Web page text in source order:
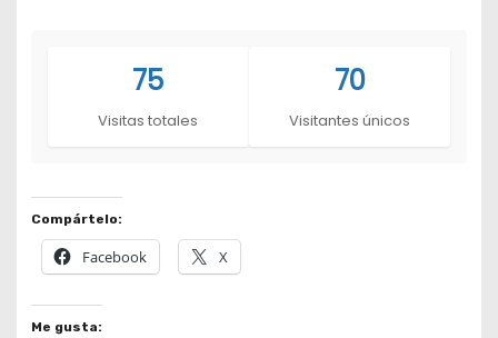
75
Visitas totales
70
Visitantes únicos
Compártelo:
Facebook X
Me gusta: